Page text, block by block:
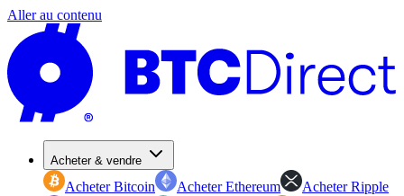
Aller au contenu
Acheter & vendre
Acheter Bitcoin Acheter Ethereum
Acheter Ripple